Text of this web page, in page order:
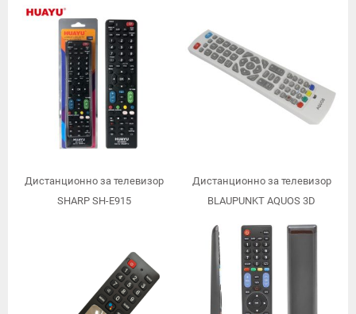
Дистанционно за телевизор
SHARP SH-E915
Дистанционно за телевизор
BLAUPUNKT AQUOS 3D